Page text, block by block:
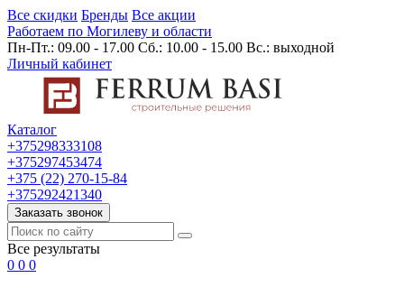
Все скидки Бренды Все акции
Работаем по Могилеву и области
Пн-Пт.: 09.00 - 17.00 Сб.: 10.00 - 15.00 Вс.: выходной
Личный кабинет
Каталог
+375298333108
+375297453474
+375 (22) 270-15-84
+375292421340
Заказать звонок
Все результаты
0 0 0